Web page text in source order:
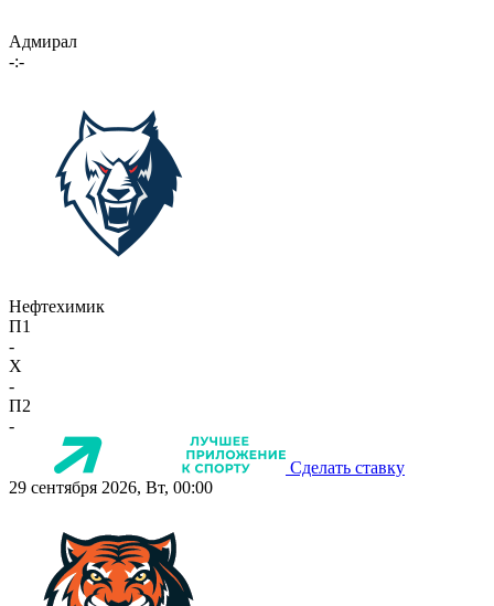
Адмирал
-:-
Нефтехимик
П1
-
X
-
П2
-
Сделать ставку
29 сентября 2026, Вт, 00:00